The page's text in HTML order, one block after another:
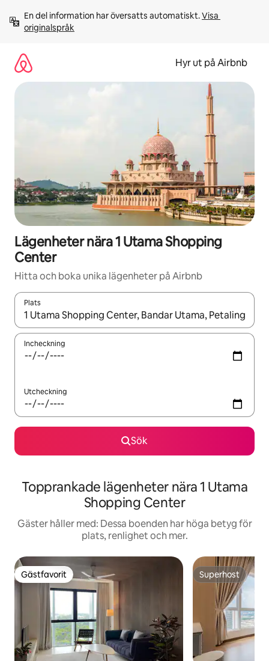
innehåll
En del information har översatts automatiskt. Visa
originalspråk
Hyr ut på Airbnb
Lägenheter nära 1 Utama Shopping
Center
Hitta och boka unika lägenheter på Airbnb
Plats
När resultaten är tillgängliga kan du navigera med upp- och
Incheckning
Utcheckning
Sök
Topprankade lägenheter nära 1 Utama
Shopping Center
Gäster håller med: Dessa boenden har höga betyg för
plats, renlighet och mer.
Gästfavorit
Gästfavorit Superhost
Superhost